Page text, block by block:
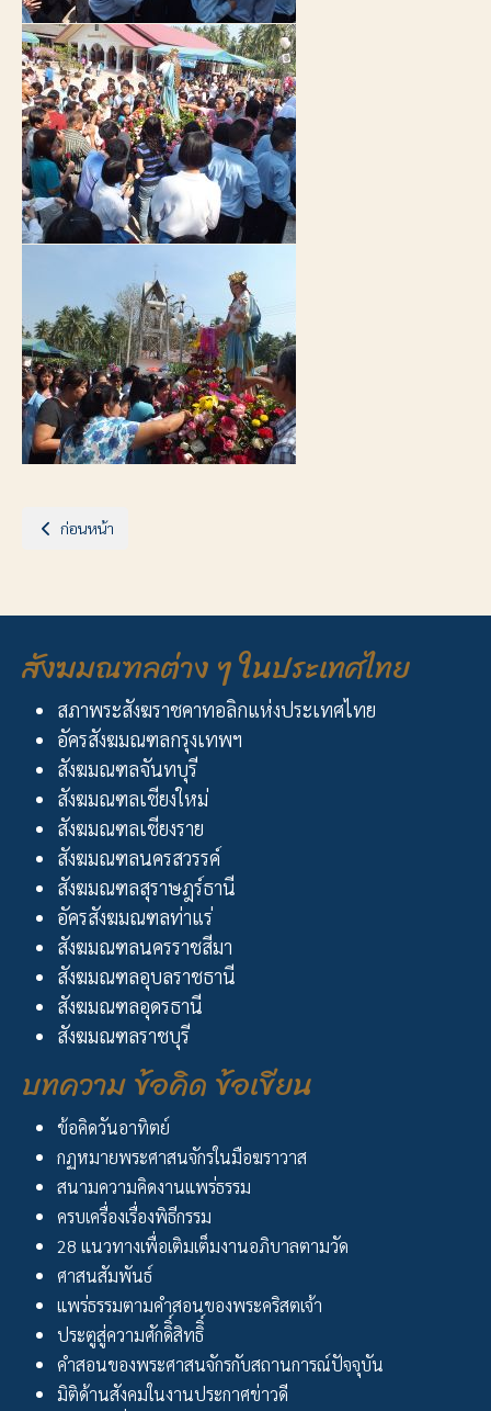
เนื้อหาก่อนหน้า: ฉลองกลุ่มคริสตชนวัดคาทอลิก เขาพระ จ.ราชบุรี
ก่อนหน้า
สังฆมณฑลต่าง ๆ ในประเทศไทย
สภาพระสังฆราชคาทอลิกแห่งประเทศไทย
อัครสังฆมณฑลกรุงเทพฯ
สังฆมณฑลจันทบุรี
สังฆมณฑลเชียงใหม่
สังฆมณฑลเชียงราย
สังฆมณฑลนครสวรรค์
สังฆมณฑลสุราษฎร์ธานี
อัครสังฆมณฑลท่าแร่
สังฆมณฑลนครราชสีมา
สังฆมณฑลอุบลราชธานี
สังฆมณฑลอุดรธานี
สังฆมณฑลราชบุรี
บทความ ข้อคิด ข้อเขียน
ข้อคิดวันอาทิตย์
กฏหมายพระศาสนจักรในมือฆราวาส
สนามความคิดงานแพร่ธรรม
ครบเครื่องเรื่องพิธีกรรม
28 แนวทางเพื่อเติมเต็มงานอภิบาลตามวัด
ศาสนสัมพันธ์
แพร่ธรรมตามคำสอนของพระคริสตเจ้า
ประตูสู่ความศักดิิ์สิทธิิ์
คำสอนของพระศาสนจักรกับสถานการณ์ปัจจุบัน
มิติด้านสังคมในงานประกาศข่าวดี